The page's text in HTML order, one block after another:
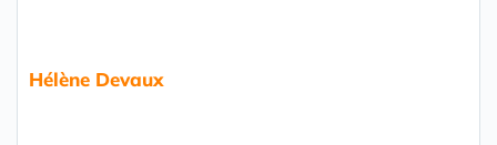
Hélène Devaux